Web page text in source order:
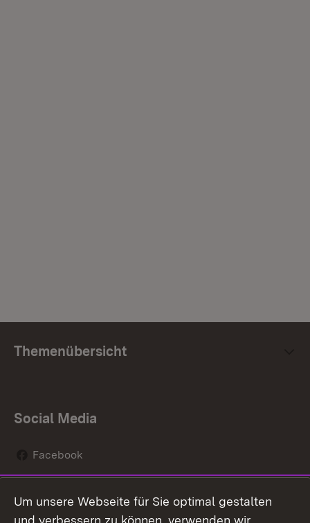
Themenübersicht
Social Media
Facebook
Social Wall
Um unsere Webseite für Sie optimal gestalten
und verbessern zu können, verwenden wir